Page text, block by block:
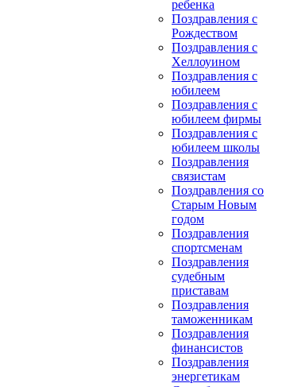
ребенка
Поздравления с
Рождеством
Поздравления с
Хеллоуином
Поздравления с
юбилеем
Поздравления с
юбилеем фирмы
Поздравления с
юбилеем школы
Поздравления
связистам
Поздравления со
Старым Новым
годом
Поздравления
спортсменам
Поздравления
судебным
приставам
Поздравления
таможенникам
Поздравления
финансистов
Поздравления
энергетикам